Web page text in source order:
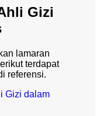
Gizi
lamaran
terdapat
referensi.